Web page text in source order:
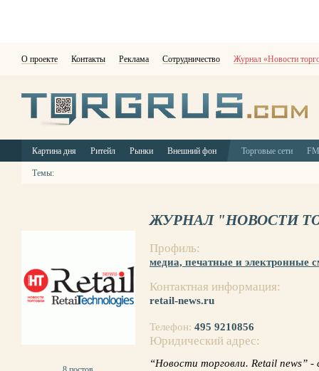
О проекте Контакты Реклама Сотрудничество Журнал «Новости
Картина дня Ритейл Рынки Внешний фон Торговые сети
Темы:
ЖУРНАЛ "НОВОСТИ
Профиль:
медиа, печатные и электронные
Контактная информация:
retail-news.ru
Телефон: 495 9210856
Юридический адрес:
“Новости торговли. Retail news” -